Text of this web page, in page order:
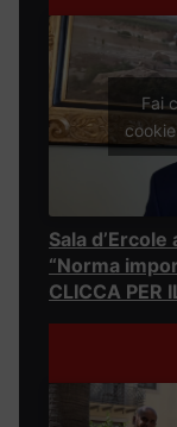
Fai
Sala
“Norma
CLICCA PER